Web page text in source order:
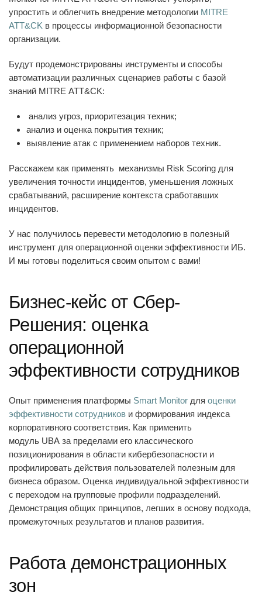
упростить и облегчить внедрение методологии MITRE
ATT&CK в процессы информационной безопасности
организации.
Будут продемонстрированы инструменты и способы
автоматизации различных сценариев работы с базой
знаний MITRE ATT&CK:
анализ угроз, приоритезация техник;
анализ и оценка покрытия техник;
выявление атак с применением наборов техник.
Расскажем как применять механизмы Risk Scoring для
увеличения точности инцидентов, уменьшения ложных
срабатываний, расширение контекста сработавших
инцидентов.
У нас получилось перевести методологию в полезный
инструмент для операционной оценки эффективности ИБ.
И мы готовы поделиться своим опытом с вами!
Бизнес-кейс от Сбер-
Решения: оценка
операционной
эффективности сотрудников
Опыт применения платформы Smart Monitor для оценки
эффективности сотрудников и формирования индекса
корпоративного соответствия. Как применить
модуль UBA за пределами его классического
позиционирования в области кибербезопасности и
профилировать действия пользователей полезным для
бизнеса образом. Оценка индивидуальной эффективности
с переходом на групповые профили подразделений.
Демонстрация общих принципов, легших в основу подхода,
промежуточных результатов и планов развития.
Работа демонстрационных
зон